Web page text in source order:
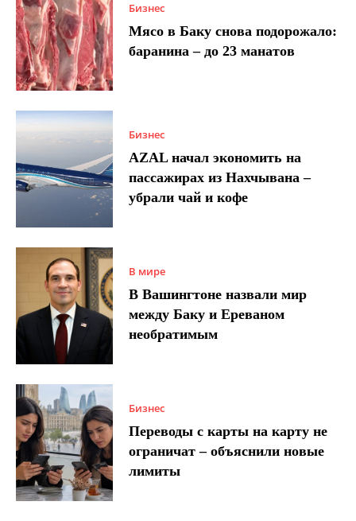
Бизнес
Мясо в Баку снова подорожало:
баранина – до 23 манатов
Бизнес
AZAL начал экономить на
пассажирах из Нахчывана –
убрали чай и кофе
В мире
В Вашингтоне назвали мир
между Баку и Ереваном
необратимым
Бизнес
Переводы с карты на карту не
ограничат – объяснили новые
лимиты